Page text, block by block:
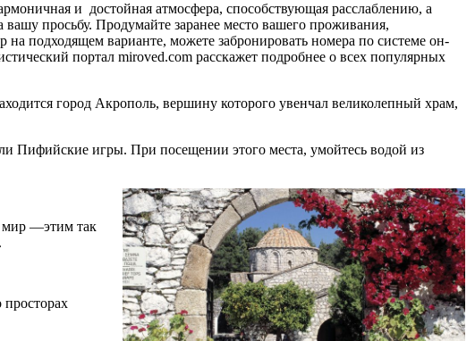
и достойная атмосфера, способствующая расслаблению, а
просьбу. Продумайте заранее место вашего проживания,
подходящем варианте, можете забронировать номера по системе он-
портал miroved.com расскажет подробнее о всех популярных
город Акрополь, вершину которого увенчал великолепный храм,
Пифийские игры. При посещении этого места, умойтесь водой из
мир —этим так